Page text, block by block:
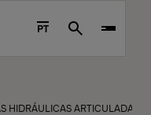
PT Search
HIDRÁULICAS ARTICULADAS